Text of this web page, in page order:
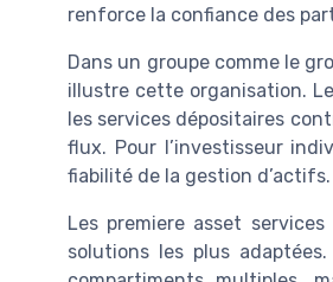
renforce la confiance des
Dans un groupe comme le
illustre cette organisation.
les services dépositaires
flux. Pour l’investisseur
fiabilité de la gestion d’actifs.
Les premiere asset
solutions les plus